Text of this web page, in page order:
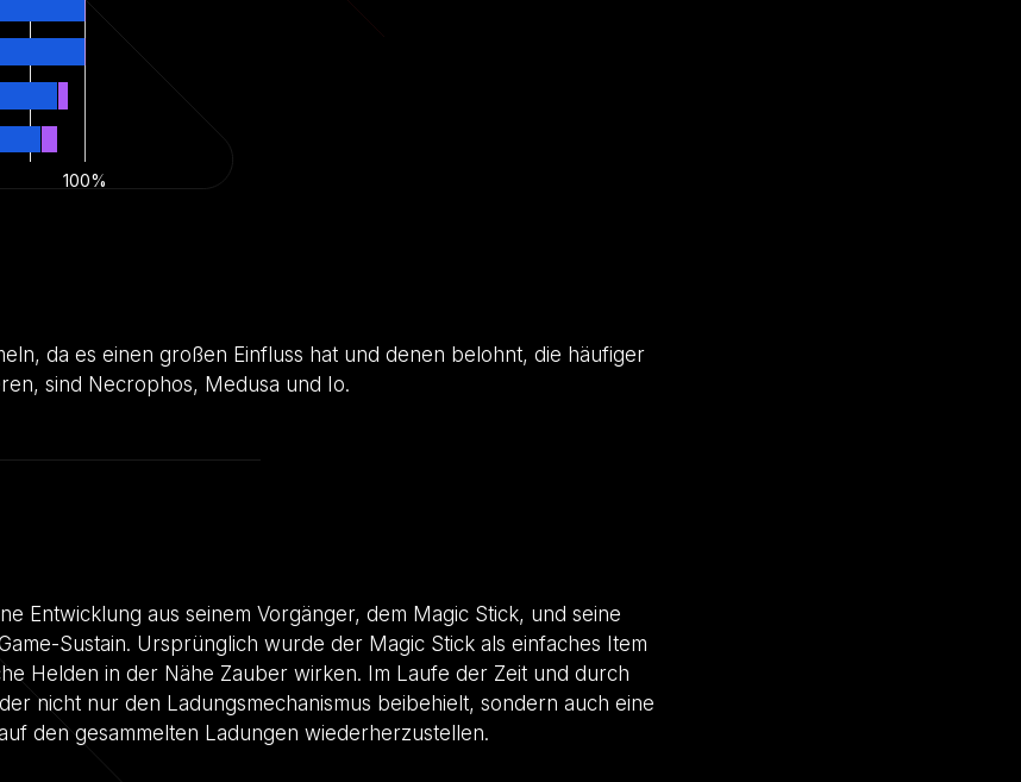
100%
da es einen großen Einfluss hat und denen belohnt, die häufiger
sind Necrophos, Medusa und Io.
Entwicklung aus seinem Vorgänger, dem Magic Stick, und seine
Sustain. Ursprünglich wurde der Magic Stick als einfaches Item
Helden in der Nähe Zauber wirken. Im Laufe der Zeit und durch
nicht nur den Ladungsmechanismus beibehielt, sondern auch eine
den gesammelten Ladungen wiederherzustellen.